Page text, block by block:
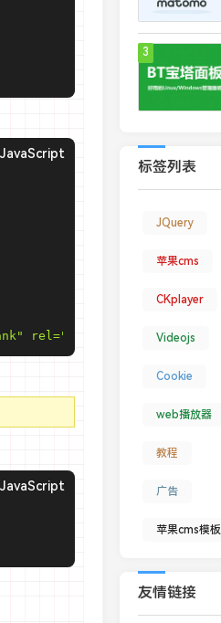
JavaScript
rel="nofollow"><img src="'
JavaScript
3
标签列表
JQuery
苹果cms
CKplayer
Videojs
Cookie
web播放器
教程
广告
苹果cms模板
友情链接